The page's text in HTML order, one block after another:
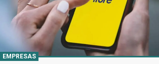
EMPRESAS